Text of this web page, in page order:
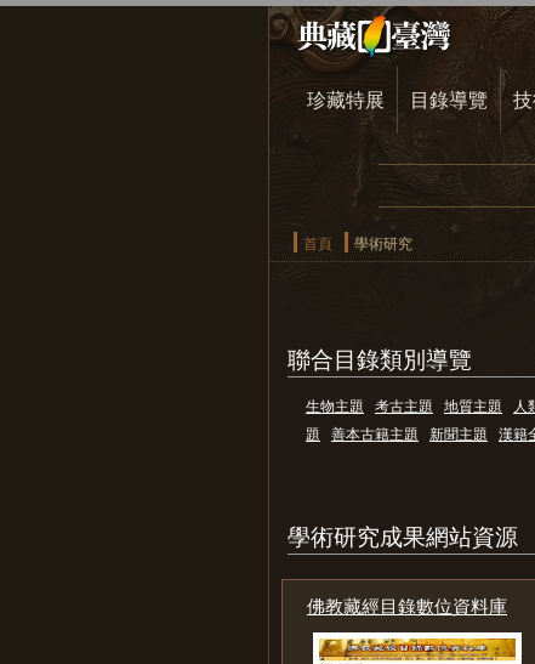
珍藏特展 目錄導覽
首頁 學術研究
聯合目錄類別導覽
生物主題 考古主題 地質主題 人
題 善本古籍主題 新聞主題 漢籍
學術研究成果網站資源
佛教藏經目錄數位資料庫